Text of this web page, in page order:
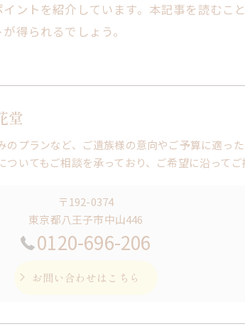
ントを紹介しています。本記事を読むこ
得られるでしょう。
堂
プランなど、ご遺族様の意向やご予算に適っ
いてもご相談を承っており、ご希望に沿ってご
〒192-0374
東京都八王子市中山446
0120-696-206
お問い合わせはこちら